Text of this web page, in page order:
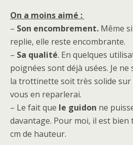
On a moins aimé :
– Son encombrement. Même
replie, elle reste encombrante.
– Sa qualité. En quelques
poignées sont déjà usées. Je
la trottinette soit très solide sur
vous en reparlerai.
– Le fait que le guidon ne
davantage. Pour moi, il est bien
cm de hauteur.